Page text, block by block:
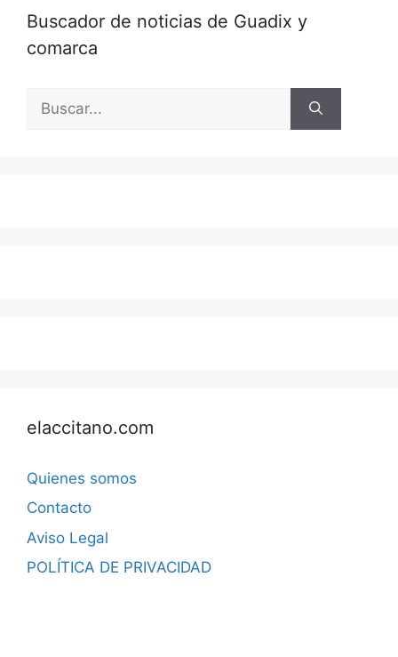
Buscador de noticias de Guadix y
comarca
elaccitano.com
Quienes somos
Contacto
Aviso Legal
POLÍTICA DE PRIVACIDAD